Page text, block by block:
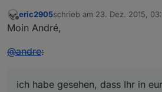
Offline
eric2905schrieb am 23. Dez. 2015,
zuletzt editiert von
Moin André,
@andre:
ich habe gesehen, dass Ihr in